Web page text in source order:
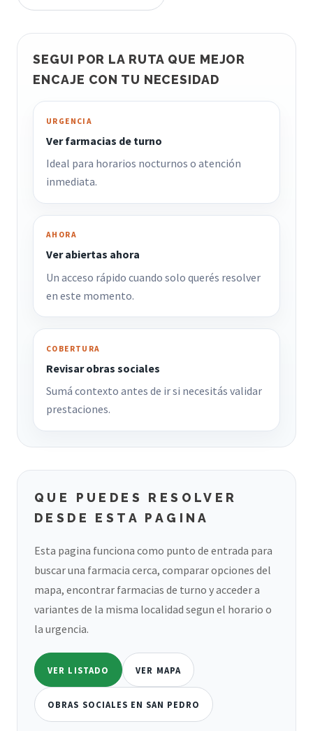
SEGUI POR LA RUTA QUE MEJOR
ENCAJE CON TU NECESIDAD
URGENCIA
Ver farmacias de turno
Ideal para horarios nocturnos o atención
inmediata.
AHORA
Ver abiertas ahora
Un acceso rápido cuando solo querés resolver
en este momento.
COBERTURA
Revisar obras sociales
Sumá contexto antes de ir si necesitás validar
prestaciones.
QUE PUEDES RESOLVER
DESDE ESTA PAGINA
Esta pagina funciona como punto de entrada para
buscar una farmacia cerca, comparar opciones del
mapa, encontrar farmacias de turno y acceder a
variantes de la misma localidad segun el horario o
la urgencia.
VER LISTADO VER MAPA
OBRAS SOCIALES EN SAN PEDRO